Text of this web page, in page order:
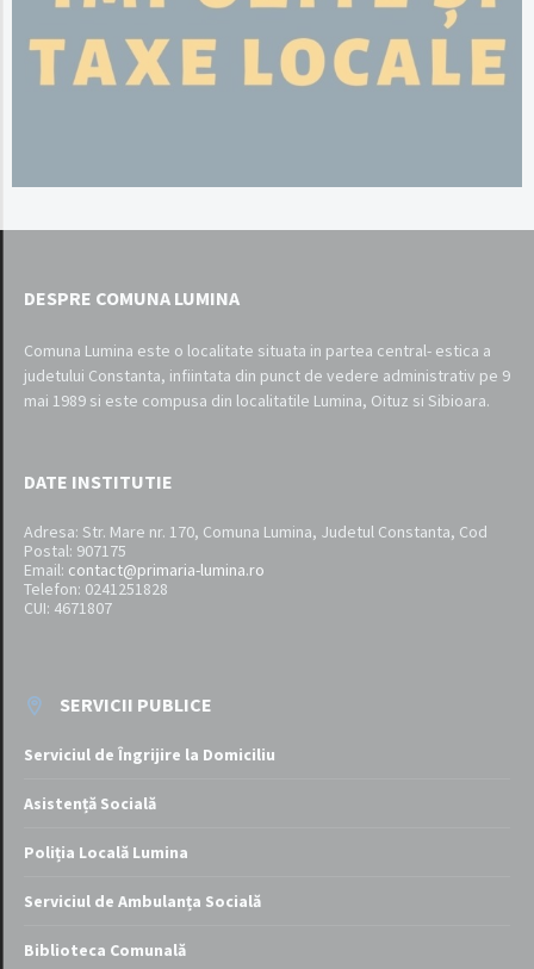
DESPRE COMUNA LUMINA
Comuna Lumina este o localitate situata in partea central- estica a
judetului Constanta, infiintata din punct de vedere administrativ pe 9
mai 1989 si este compusa din localitatile Lumina, Oituz si Sibioara.
DATE INSTITUTIE
Adresa: Str. Mare nr. 170, Comuna Lumina, Judetul Constanta, Cod
Postal: 907175
Email: contact@primaria-lumina.ro
Telefon: 0241251828
CUI: 4671807
SERVICII PUBLICE
Serviciul de Îngrijire la Domiciliu
Asistență Socială
Poliția Locală Lumina
Serviciul de Ambulanța Socială
Biblioteca Comunală